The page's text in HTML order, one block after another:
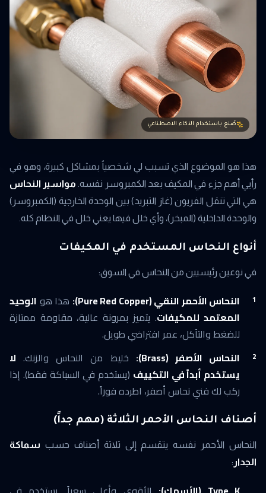
صُنع باستخدام الذكاء الاصطناعي
هذا هو الموضوع الذي تسبب لي شخصياً بمشاكل كبيرة، وهو في
رأيي أهم جزء في المكيف بعد الكمبروسر نفسه. مواسير النحاس
هي التي تنقل الفريون (غاز التبريد) بين الوحدة الخارجية (الكمبروسر)
والوحدة الداخلية (المبخر)، وأي خلل فيها يعني خلل في النظام كله.
أنواع النحاس المستخدم في المكيفات
في نوعين رئيسيين من النحاس في السوق:
النحاس الأحمر النقي (Pure Red Copper): هذا هو الوحيد
المعتمد للمكيفات. يتميز بمرونة عالية، مقاومة ممتازة
للضغط والتآكل، عمر افتراضي طويل.
النحاس الأصفر (Brass):
خليط من النحاس والزنك. لا
يستخدم أبداً في التكييف (يستخدم في السباكة فقط). إذا
ركب لك فني نحاس أصفر، اطرده فوراً.
أصناف النحاس الأحمر الثلاثة (مهم جداً)
النحاس الأحمر نفسه يتقسم إلى ثلاثة أصناف حسب سماكة
الجدار :